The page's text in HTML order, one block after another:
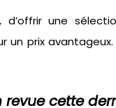
d’offrir une
un prix
revue cette